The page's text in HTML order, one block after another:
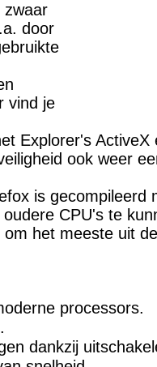
zwaar
door
vind je
Explorer's ActiveX
ook weer
is gecompileerd
CPU's te
het meeste uit
processors.
dankzij